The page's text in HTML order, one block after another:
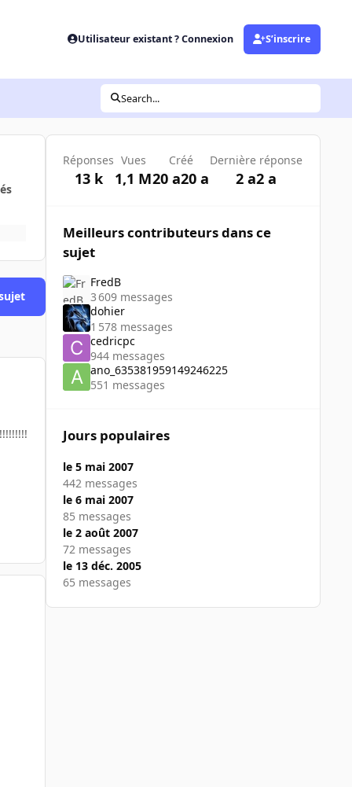
Utilisateur existant ? Connexion S’inscrire
Search...
Réponses
13 k
Vues
1,1 M
Créé
20 a20 a
Dernière réponse
2 a2 a
Meilleurs contributeurs dans ce
sujet
FredB
3 609 messages
dohier
1 578 messages
cedricpc
944 messages
ano_635381959149246225
551 messages
Jours populaires
le 5 mai 2007
442 messages
le 6 mai 2007
85 messages
le 2 août 2007
72 messages
le 13 déc. 2005
65 messages